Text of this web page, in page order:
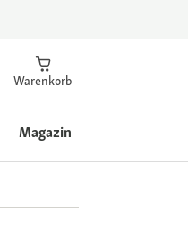
Warenkorb
Magazin